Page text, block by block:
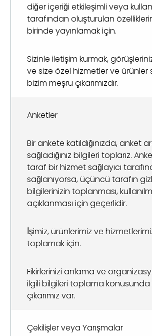
diğer içeriği etkileşimli veya
tarafından oluşturulan
birinde yayınlamak için.
Sizinle iletişim kurmak,
ve size özel hizmetler ve ürünler
bizim meşru çıkarımızdır.
Anketler
Bir ankete katıldığınızda, anket
sağladığınız bilgileri toplarız.
taraf bir hizmet sağlayıcı
sağlanıyorsa, üçüncü tarafın
bilgilerinizin toplanması,
açıklanması için geçerlidir.
İşimiz, ürünlerimiz ve
toplamak için.
Fikirlerinizi anlama ve
ilgili bilgileri toplama konusunda
çıkarımız var.
Çekilişler veya Yarışmalar